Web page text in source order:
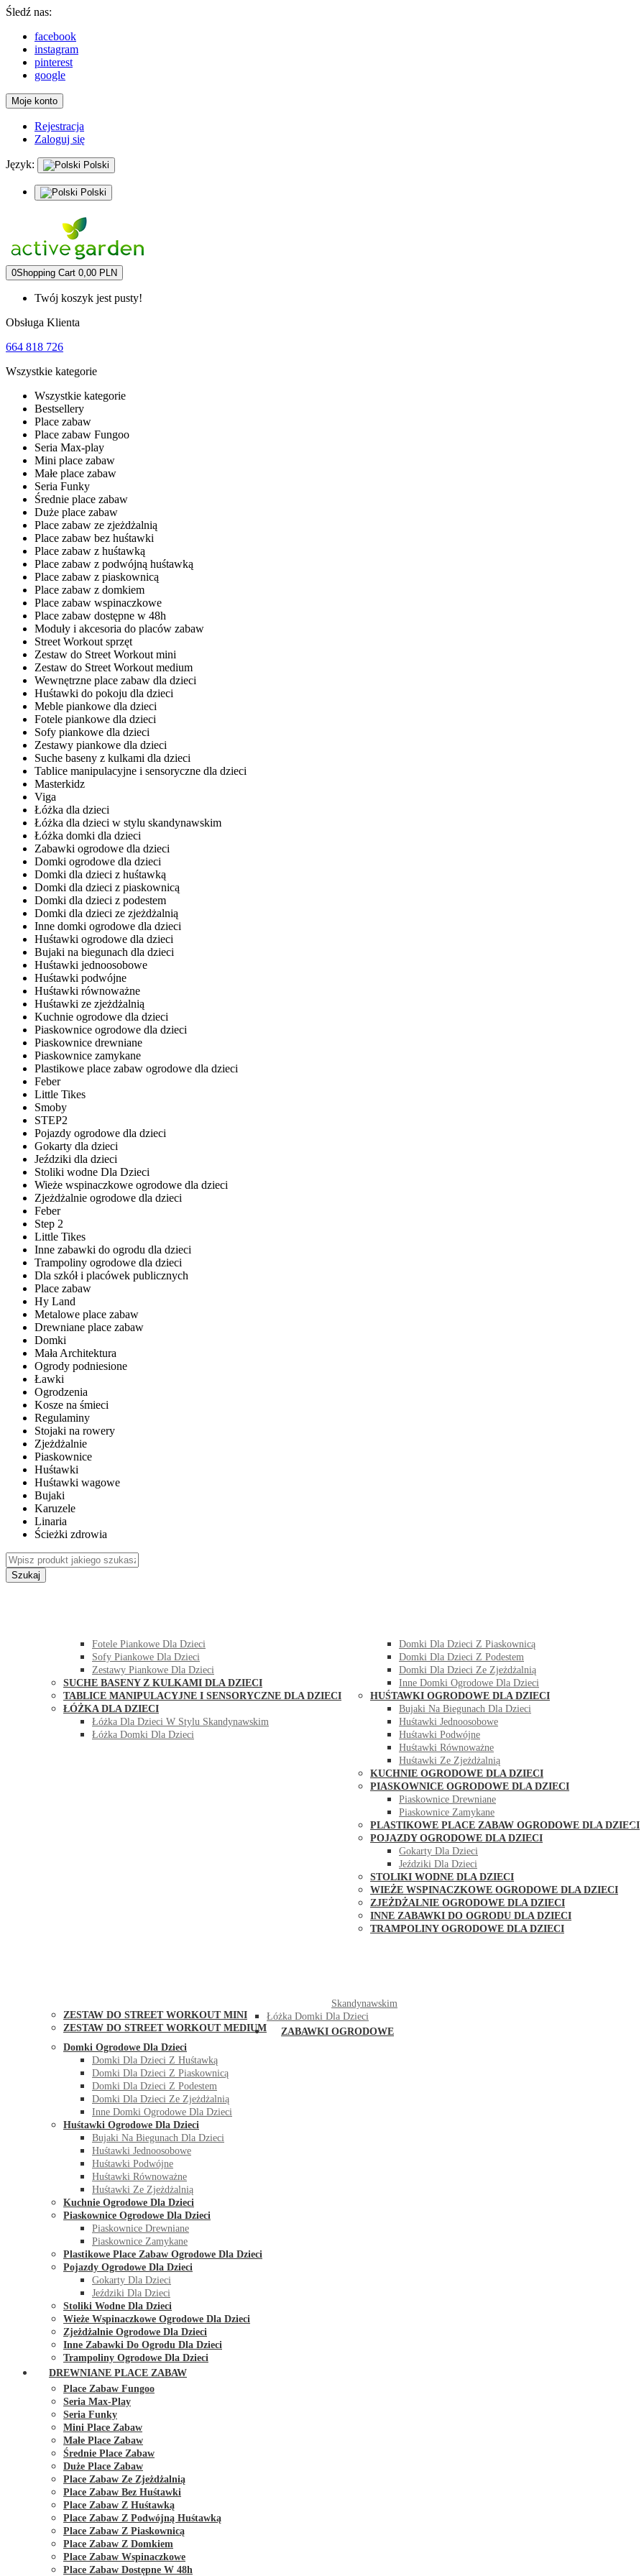
Śledź nas:
facebook
instagram
pinterest
google
Moje konto
Rejestracja
Zaloguj się
Język: Polski
Polski
0Shopping Cart 0,00 PLN
Twój koszyk jest pusty!
Obsługa Klienta
664 818 726
Wszystkie kategorie
Wszystkie kategorie
Bestsellery
Place zabaw
Place zabaw Fungoo
Seria Max-play
Mini place zabaw
Małe place zabaw
Seria Funky
Średnie place zabaw
Duże place zabaw
Place zabaw ze zjeżdżalnią
Place zabaw bez huśtawki
Place zabaw z huśtawką
Place zabaw z podwójną huśtawką
Place zabaw z piaskownicą
Place zabaw z domkiem
Place zabaw wspinaczkowe
Place zabaw dostępne w 48h
Moduły i akcesoria do placów zabaw
Street Workout sprzęt
Zestaw do Street Workout mini
Zestaw do Street Workout medium
Wewnętrzne place zabaw dla dzieci
Huśtawki do pokoju dla dzieci
Meble piankowe dla dzieci
Fotele piankowe dla dzieci
Sofy piankowe dla dzieci
Zestawy piankowe dla dzieci
Suche baseny z kulkami dla dzieci
Tablice manipulacyjne i sensoryczne dla dzieci
Masterkidz
Viga
Łóżka dla dzieci
Łóżka dla dzieci w stylu skandynawskim
Łóżka domki dla dzieci
Zabawki ogrodowe dla dzieci
Domki ogrodowe dla dzieci
Domki dla dzieci z huśtawką
Domki dla dzieci z piaskownicą
Domki dla dzieci z podestem
Domki dla dzieci ze zjeżdżalnią
Inne domki ogrodowe dla dzieci
Huśtawki ogrodowe dla dzieci
Bujaki na biegunach dla dzieci
Huśtawki jednoosobowe
Huśtawki podwójne
Huśtawki równoważne
Huśtawki ze zjeżdżalnią
Kuchnie ogrodowe dla dzieci
Piaskownice ogrodowe dla dzieci
Piaskownice drewniane
Piaskownice zamykane
Plastikowe place zabaw ogrodowe dla dzieci
Feber
Little Tikes
Smoby
STEP2
Pojazdy ogrodowe dla dzieci
Gokarty dla dzieci
Jeździki dla dzieci
Stoliki wodne Dla Dzieci
Wieże wspinaczkowe ogrodowe dla dzieci
Zjeżdżalnie ogrodowe dla dzieci
Feber
Step 2
Little Tikes
Inne zabawki do ogrodu dla dzieci
Trampoliny ogrodowe dla dzieci
Dla szkół i placówek publicznych
Place zabaw
Hy Land
Metalowe place zabaw
Drewniane place zabaw
Domki
Mała Architektura
Ogrody podniesione
Ławki
Ogrodzenia
Kosze na śmieci
Regulaminy
Stojaki na rowery
Zjeżdżalnie
Piaskownice
Huśtawki
Huśtawki wagowe
Bujaki
Karuzele
Linaria
Ścieżki zdrowia
Szukaj
Fotele Piankowe Dla Dzieci
Sofy Piankowe Dla Dzieci
Zestawy Piankowe Dla Dzieci
SUCHE BASENY Z KULKAMI DLA DZIECI
TABLICE MANIPULACYJNE I SENSORYCZNE DLA DZIECI
ŁÓŻKA DLA DZIECI
Łóżka Dla Dzieci W Stylu Skandynawskim
Łóżka Domki Dla Dzieci
Domki Dla Dzieci Z Piaskownicą
Domki Dla Dzieci Z Podestem
Domki Dla Dzieci Ze Zjeżdżalnią
Inne Domki Ogrodowe Dla Dzieci
HUŚTAWKI OGRODOWE DLA DZIECI
Bujaki Na Biegunach Dla Dzieci
Huśtawki Jednoosobowe
Huśtawki Podwójne
Huśtawki Równoważne
Huśtawki Ze Zjeżdżalnią
KUCHNIE OGRODOWE DLA DZIECI
PIASKOWNICE OGRODOWE DLA DZIECI
Piaskownice Drewniane
Piaskownice Zamykane
PLASTIKOWE PLACE ZABAW OGRODOWE DLA DZIECI
POJAZDY OGRODOWE DLA DZIECI
Gokarty Dla Dzieci
Jeździki Dla Dzieci
STOLIKI WODNE DLA DZIECI
WIEŻE WSPINACZKOWE OGRODOWE DLA DZIECI
ZJEŻDŻALNIE OGRODOWE DLA DZIECI
INNE ZABAWKI DO OGRODU DLA DZIECI
TRAMPOLINY OGRODOWE DLA DZIECI
ZESTAW DO STREET WORKOUT MINI
ZESTAW DO STREET WORKOUT MEDIUM
Skandynawskim
Łóżka Domki Dla Dzieci
ZABAWKI OGRODOWE
Domki Ogrodowe Dla Dzieci
Domki Dla Dzieci Z Huśtawką
Domki Dla Dzieci Z Piaskownicą
Domki Dla Dzieci Z Podestem
Domki Dla Dzieci Ze Zjeżdżalnią
Inne Domki Ogrodowe Dla Dzieci
Huśtawki Ogrodowe Dla Dzieci
Bujaki Na Biegunach Dla Dzieci
Huśtawki Jednoosobowe
Huśtawki Podwójne
Huśtawki Równoważne
Huśtawki Ze Zjeżdżalnią
Kuchnie Ogrodowe Dla Dzieci
Piaskownice Ogrodowe Dla Dzieci
Piaskownice Drewniane
Piaskownice Zamykane
Plastikowe Place Zabaw Ogrodowe Dla Dzieci
Pojazdy Ogrodowe Dla Dzieci
Gokarty Dla Dzieci
Jeździki Dla Dzieci
Stoliki Wodne Dla Dzieci
Wieże Wspinaczkowe Ogrodowe Dla Dzieci
Zjeżdżalnie Ogrodowe Dla Dzieci
Inne Zabawki Do Ogrodu Dla Dzieci
Trampoliny Ogrodowe Dla Dzieci
DREWNIANE PLACE ZABAW
Place Zabaw Fungoo
Seria Max-Play
Seria Funky
Mini Place Zabaw
Małe Place Zabaw
Średnie Place Zabaw
Duże Place Zabaw
Place Zabaw Ze Zjeżdżalnią
Place Zabaw Bez Huśtawki
Place Zabaw Z Huśtawką
Place Zabaw Z Podwójną Huśtawką
Place Zabaw Z Piaskownicą
Place Zabaw Z Domkiem
Place Zabaw Wspinaczkowe
Place Zabaw Dostępne W 48h